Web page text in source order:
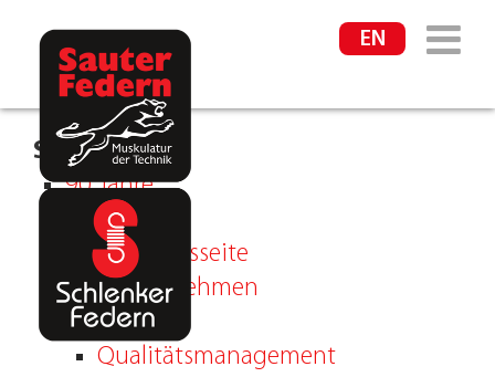
Inhalt
springen
EN
Seiten
90 Jahre
Aufgaben
Ausbildungsseite
Das Unternehmen
Historie
Qualitätsmanagement